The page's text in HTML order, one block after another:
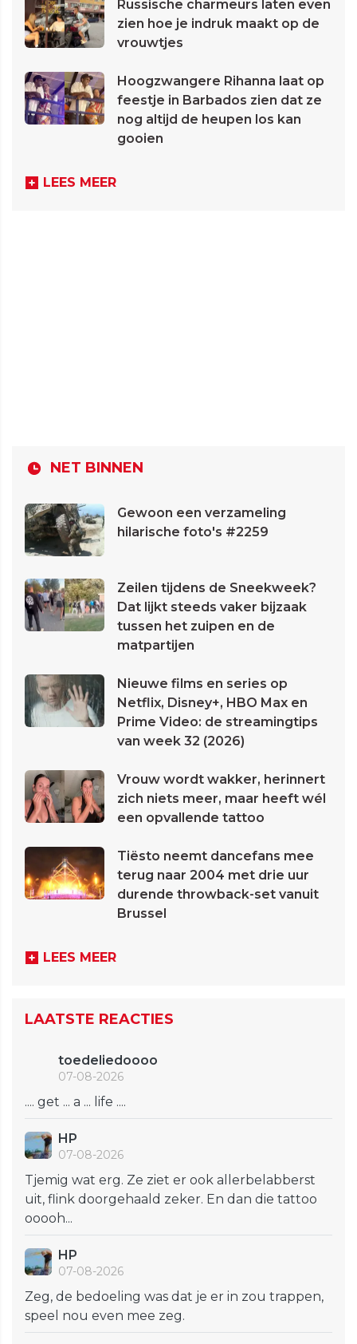
Russische charmeurs laten even
zien hoe je indruk maakt op de
vrouwtjes
Hoogzwangere Rihanna laat op
feestje in Barbados zien dat ze
nog altijd de heupen los kan
gooien
LEES MEER
NET BINNEN
Gewoon een verzameling
hilarische foto's #2259
Zeilen tijdens de Sneekweek?
Dat lijkt steeds vaker bijzaak
tussen het zuipen en de
matpartijen
Nieuwe films en series op
Netflix, Disney+, HBO Max en
Prime Video: de streamingtips
van week 32 (2026)
Vrouw wordt wakker, herinnert
zich niets meer, maar heeft wél
een opvallende tattoo
Tiësto neemt dancefans mee
terug naar 2004 met drie uur
durende throwback-set vanuit
Brussel
LEES MEER
LAATSTE REACTIES
toedeliedoooo
07-08-2026
.... get ... a ... life ....
HP
07-08-2026
Tjemig wat erg. Ze ziet er ook allerbelabberst
uit, flink doorgehaald zeker. En dan die tattoo
ooooh...
HP
07-08-2026
Zeg, de bedoeling was dat je er in zou trappen,
speel nou even mee zeg.